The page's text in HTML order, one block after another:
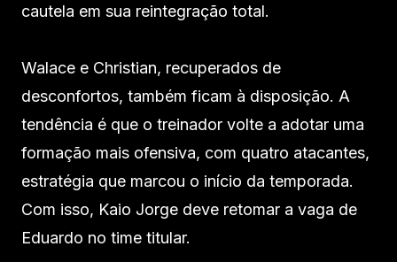
cautela em sua reintegração total.
Walace e Christian, recuperados de
desconfortos, também ficam à disposição. A
tendência é que o treinador volte a adotar uma
formação mais ofensiva, com quatro atacantes,
estratégia que marcou o início da temporada.
Com isso, Kaio Jorge deve retomar a vaga de
Eduardo no time titular.